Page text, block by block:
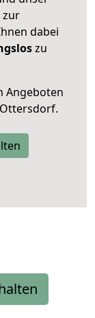
zur
dabei
zu
Angeboten